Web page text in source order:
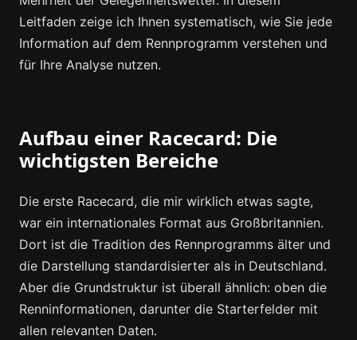
Leitfaden zeige ich Ihnen systematisch, wie Sie jede
Information auf dem Rennprogramm verstehen und
für Ihre Analyse nutzen.
Aufbau einer Racecard: Die
wichtigsten Bereiche
Die erste Racecard, die mir wirklich etwas sagte,
war ein internationales Format aus Großbritannien.
Dort ist die Tradition des Rennprogramms älter und
die Darstellung standardisierter als in Deutschland.
Aber die Grundstruktur ist überall ähnlich: oben die
Renninformationen, darunter die Starterfelder mit
allen relevanten Daten.